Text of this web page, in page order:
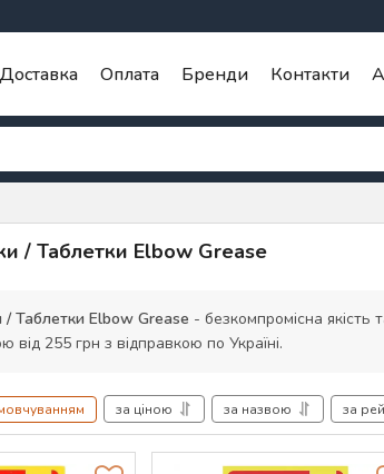
Доставка Оплата Бренди Контакти
/ Таблетки Elbow Grease
/ Таблетки Elbow Grease - безкомпромісна якість
від 255 грн з відправкою по Україні.
за ціною за назвою за